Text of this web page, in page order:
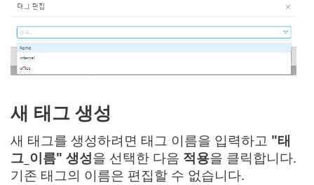
새 태그 생성
새 태그를 생성하려면 태그 이름을 입력하고 "태
그_이름" 생성을 선택한 다음 적용을 클릭합니다.
기존 태그의 이름은 편집할 수 없습니다.